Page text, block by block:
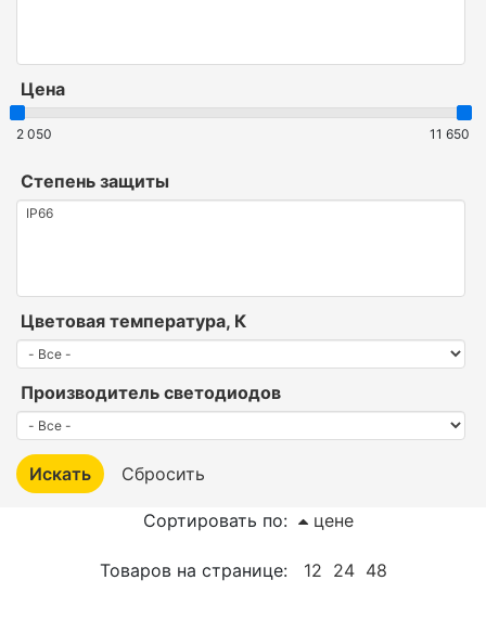
Цена
2 050 11 650
Степень защиты
Цветовая температура, К
Производитель светодиодов
Сортировать по: цене
Товаров на странице: 12 24 48